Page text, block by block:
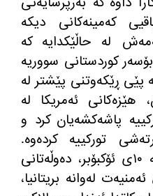
كهمینهكانی دیكه
مهش له حاڵێكدایه ‌كه
بۆسهر كوردستانی سووریه
پێی ڕێكهوتنی پێشتر له
هێزهكانی ئهمریكا له
پاشهكشهیان كرد و
شی توركییه ‌كردهوه‌.
١٠ی ئۆكبۆبر، ده وڵهتانی
منیهت لهوانه بریتانیا،